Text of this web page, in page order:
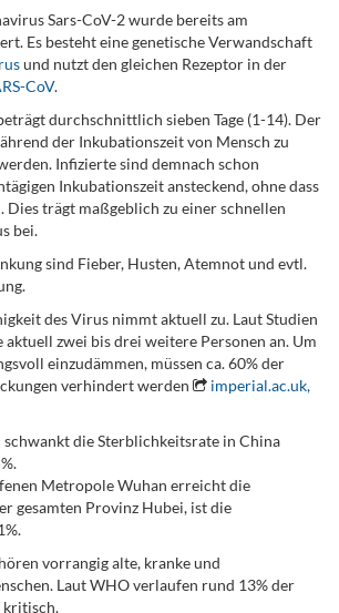
Sars-CoV-2 wurde bereits am
Es besteht eine genetische Verwandschaft
und nutzt den gleichen Rezeptor in der
CoV.
durchschnittlich sieben Tage (1-14). Der
der Inkubationszeit von Mensch zu
Infizierte sind demnach schon
Inkubationszeit ansteckend, ohne dass
Dies trägt maßgeblich zu einer schnellen
bei.
sind Fieber, Husten, Atemnot und evtl.
des Virus nimmt aktuell zu. Laut Studien
zwei bis drei weitere Personen an. Um
einzudämmen, müssen ca. 60% der
verhindert werden
imperial.ac.uk,
schwankt die Sterblichkeitsrate in China
Metropole Wuhan erreicht die
gesamten Provinz Hubei, ist die
vorrangig alte, kranke und
Laut WHO verlaufen rund 13% der
kritisch.